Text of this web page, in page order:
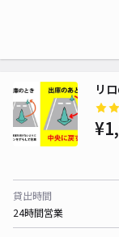
リ
貸出時間
24時間営業